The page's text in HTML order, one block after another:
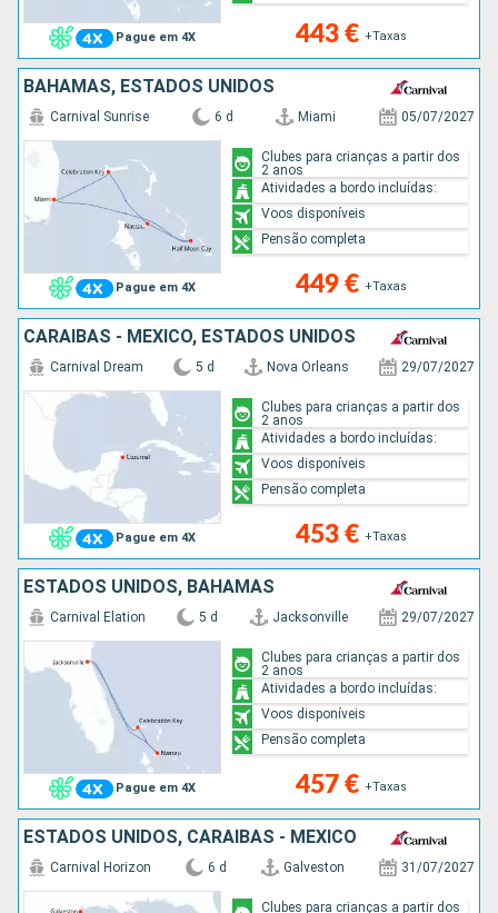
Pague em 4X 443 € +Taxas
BAHAMAS, ESTADOS UNIDOS
Pague em 4X
Carnival Sunrise 6 d Miami 05/07/2027
449 € +Taxas
Clubes para crianças a partir dos
2 anos
Atividades a bordo incluídas:
Voos disponíveis
Pensão completa
CARAIBAS - MEXICO, ESTADOS UNIDOS
Pague em 4X
Carnival Dream 5 d Nova Orleans 29/07/2027
453 € +Taxas
Clubes para crianças a partir dos
2 anos
Atividades a bordo incluídas:
Voos disponíveis
Pensão completa
ESTADOS UNIDOS, BAHAMAS
Pague em 4X
Carnival Elation 5 d Jacksonville 29/07/2027
457 € +Taxas
Clubes para crianças a partir dos
2 anos
Atividades a bordo incluídas:
Voos disponíveis
Pensão completa
ESTADOS UNIDOS, CARAIBAS - MEXICO
Carnival Horizon 6 d Galveston 31/07/2027
Clubes para crianças a partir dos